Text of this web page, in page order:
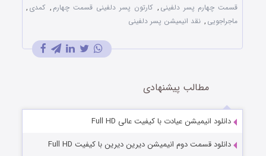
قسمت چهارم پسر دلفینی , کارتون پسر دلفینی قسمت چهارم , کمدی ,
ماجراجویی , نقد انیمیشن پسر دلفینی
مطالب پیشنهادی
دانلود انیمیشن عیادت با کیفیت عالی Full HD
دانلود قسمت دوم انیمیشن دیرین دیرین با کیفیت Full HD